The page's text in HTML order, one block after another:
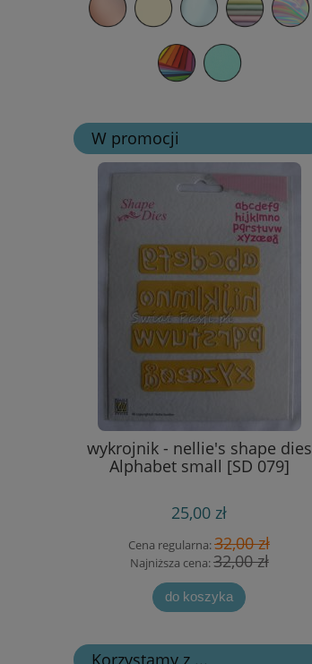
W promocji
wykrojnik - nellie's shape dies
Alphabet small [SD 079]
25,00 zł
Cena regularna:32,00 zł
Najniższa cena:32,00 zł
do koszyka
Korzystamy z ...